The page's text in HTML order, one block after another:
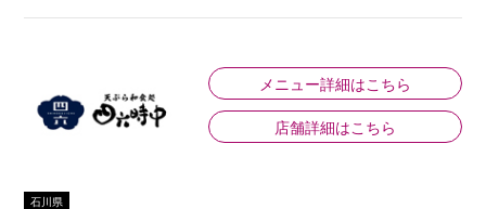
メニュー詳細はこちら
店舗詳細はこちら
石川県